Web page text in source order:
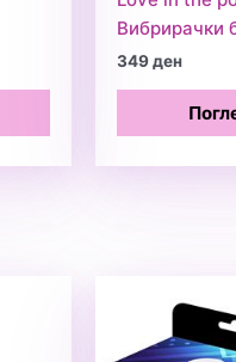
Вибрирачки
349ден